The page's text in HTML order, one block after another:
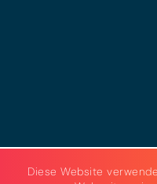
Diese Website